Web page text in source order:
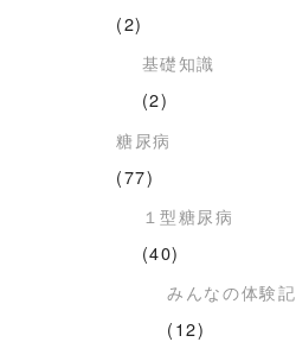
(2)
基礎知識
(2)
糖尿病
(77)
１型糖尿病
(40)
みんなの体験記
(12)